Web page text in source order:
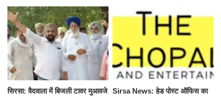
सिरसा: वैदवाला में बिजली टावर मुआवजे Sirsa News: हेड पोस्ट ऑफिस का